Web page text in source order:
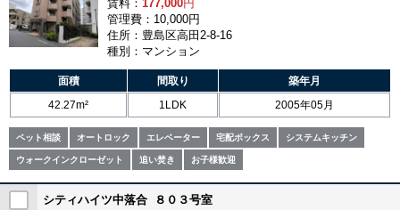
賃料： 177,000円
管理費：10,000円
住所：豊島区高田2-8-16
種別：マンション
面積 間取り
築年月
42.27m²
1LDK 2005年05月
ペット相談 オートロック エレベーター 宅配ボックス システムキッチン
ウォークインクローゼット 追い焚き お子様歓迎
シティハイツ中落合 ８０３号室